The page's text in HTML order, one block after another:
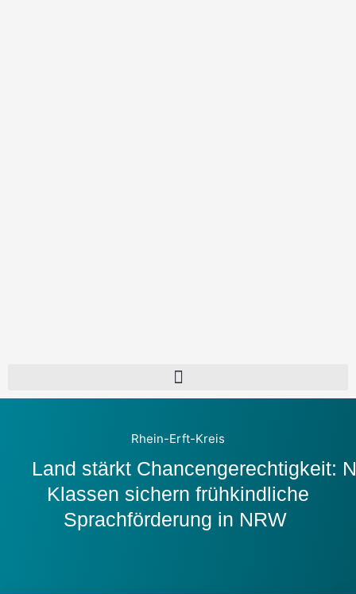
Rhein-Erft-Kreis
Land stärkt Chancengerechtigkeit:
Klassen sichern frühkindliche
Sprachförderung in NRW